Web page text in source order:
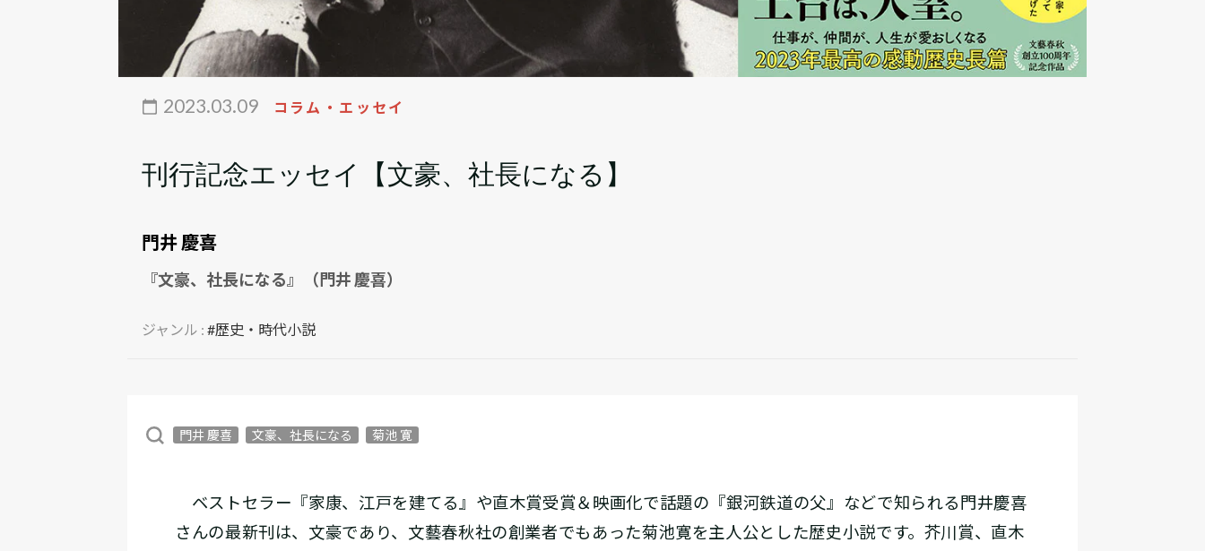
2023.03.09 コラム・エッセイ
刊行記念エッセイ【文豪、社長になる】
門井 慶喜
『文豪、社長になる』（門井 慶喜）
ジャンル : #歴史・時代小説
門井 慶喜 文豪、社長になる 菊池 寛
ベストセラー『家康、江戸を建てる』や直木賞受賞＆映画化で話題の『銀河鉄道の父』などで知られる門井慶喜
さんの最新刊は、文豪であり、文藝春秋社の創業者でもあった菊池寛を主人公とした歴史小説です。芥川賞、直木